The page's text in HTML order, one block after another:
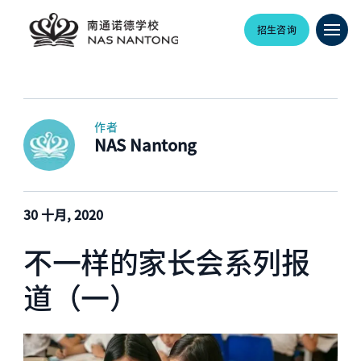
招生咨询
作者
NAS Nantong
30 十月, 2020
不一样的家长会系列报
道（一）